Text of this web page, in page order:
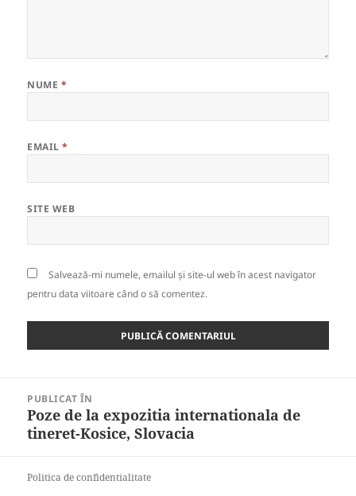
NUME *
EMAIL*
SITE WEB
Salvează-mi numele, emailul și site-ul web în acest navigator
pentru data viitoare când o să comentez.
articole
PUBLICAT ÎN
Poze de la expozitia internationala de
tineret-Kosice, Slovacia
Politica de confidentialitate